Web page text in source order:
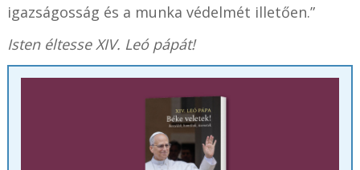
igazságosság és a munka védelmét illetően.”
Isten éltesse XIV. Leó pápát!